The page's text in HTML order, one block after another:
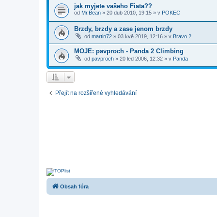
jak myjete vašeho Fiata??
od Mr.Bean » 20 dub 2010, 19:15 » v POKEC
Brzdy, brzdy a zase jenom brzdy
od martin72 » 03 kvě 2019, 12:16 » v Bravo 2
MOJE: pavproch - Panda 2 Climbing
od pavproch » 20 led 2006, 12:32 » v Panda
Přejít na rozšířené vyhledávání
Obsah fóra